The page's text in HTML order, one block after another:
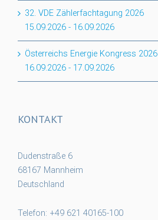
32. VDE Zählerfachtagung 2026
15.09.2026 - 16.09.2026
Österreichs Energie Kongress 2026
16.09.2026 - 17.09.2026
KONTAKT
Dudenstraße 6
68167 Mannheim
Deutschland
Telefon: +49 621 40165-100